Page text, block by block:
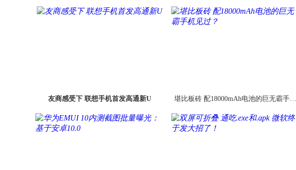
友商感受下 联想手机首发高通新U
堪比板砖 配18000mAh电池的巨无霸手机